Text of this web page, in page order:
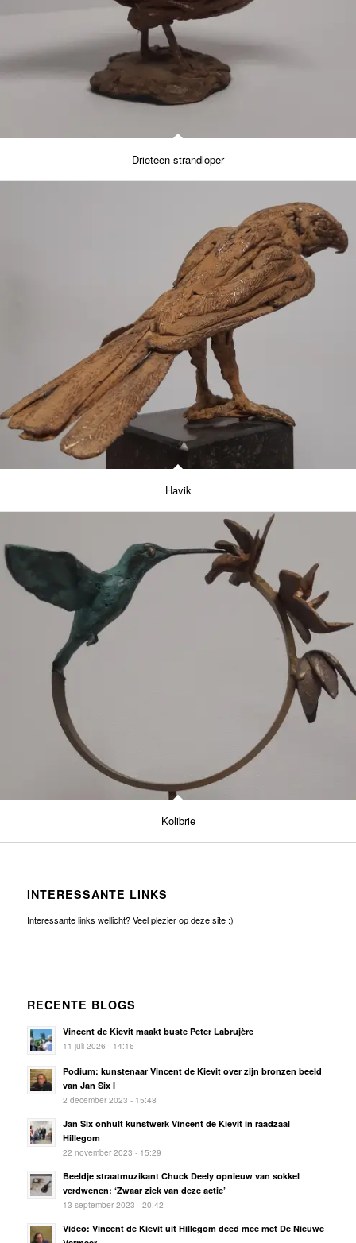
Drieteen strandloper
Havik
Kolibrie
INTERESSANTE LINKS
Interessante links wellicht? Veel plezier op deze site :)
RECENTE BLOGS
Vincent de Kievit maakt buste Peter Labrujère
11 juli 2026 - 14:16
Podium: kunstenaar Vincent de Kievit over zijn bronzen beeld
van Jan Six I
2 december 2023 - 15:48
Jan Six onhult kunstwerk Vincent de Kievit in raadzaal
Hillegom
22 november 2023 - 15:29
Beeldje straatmuzikant Chuck Deely opnieuw van sokkel
verdwenen: ‘Zwaar ziek van deze actie’
13 september 2023 - 20:42
Video: Vincent de Kievit uit Hillegom deed mee met De Nieuwe